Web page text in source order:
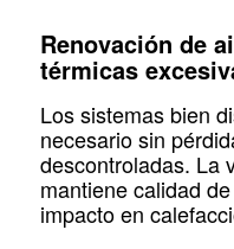
Renovación de
térmicas
Los sistemas bien
necesario sin
descontroladas. La
mantiene calidad
impacto en